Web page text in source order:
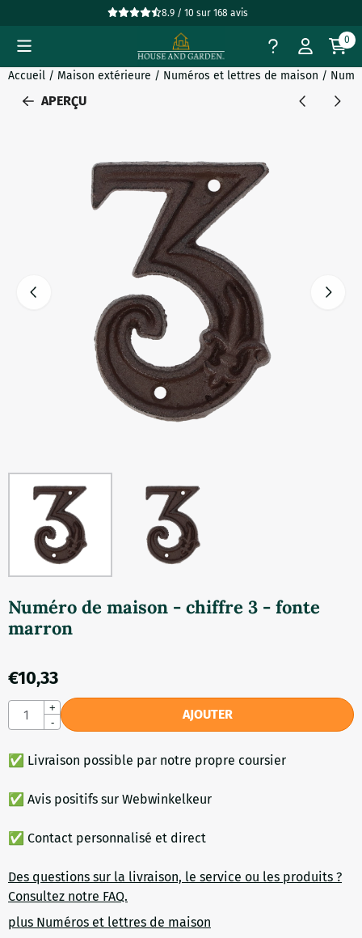
Préférences de cookies disponibles. Choisissez les
8.9 / 10 sur168 avis
0
Accueil / Maison extérieure / Numéros et lettres de maison /
APERÇU
Numéro de maison - chiffre 3 - fonte
marron
€10,33
Quantité
+
-
AJOUTER
✅ Livraison possible par notre propre coursier
✅ Avis positifs sur Webwinkelkeur
✅ Contact personnalisé et direct
Des questions sur la livraison, le service ou les produits ?
Consultez notre FAQ.
plus Numéros et lettres de maison